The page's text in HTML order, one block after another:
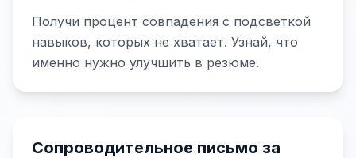
Получи процент совпадения с подсветкой
навыков, которых не хватает. Узнай, что
именно нужно улучшить в резюме.
Сопроводительное письмо за